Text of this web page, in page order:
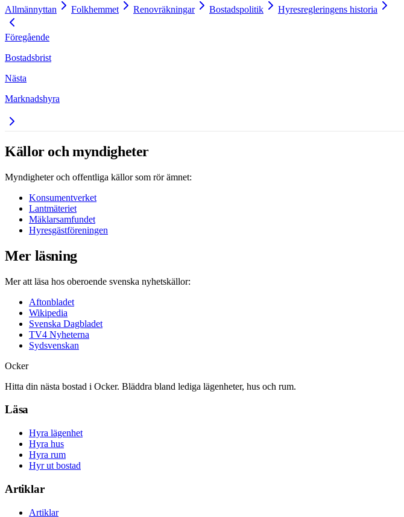
Allmännyttan Folkhemmet Renovräkningar Bostadspolitik Hyresregleringens historia
Föregående
Bostadsbrist
Nästa
Marknadshyra
Källor och myndigheter
Myndigheter och offentliga källor som rör ämnet:
Konsumentverket
Lantmäteriet
Mäklarsamfundet
Hyresgästföreningen
Mer läsning
Mer att läsa hos oberoende svenska nyhetskällor:
Aftonbladet
Wikipedia
Svenska Dagbladet
TV4 Nyheterna
Sydsvenskan
Ocker
Hitta din nästa bostad i Ocker. Bläddra bland lediga lägenheter, hus och rum.
Läsa
Hyra lägenhet
Hyra hus
Hyra rum
Hyr ut bostad
Artiklar
Artiklar